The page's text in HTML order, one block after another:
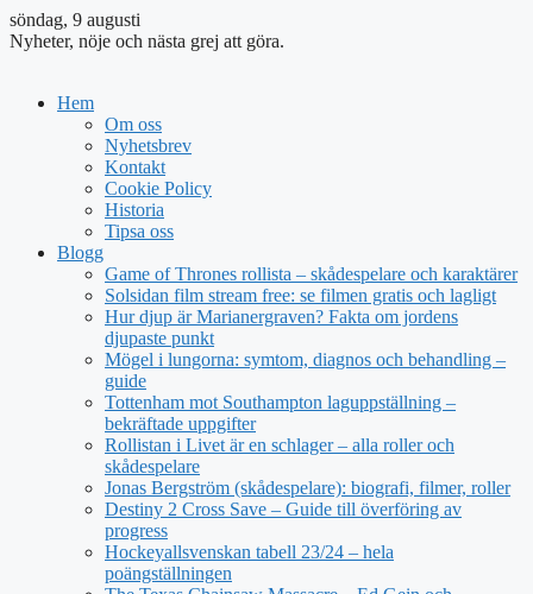
söndag, 9 augusti
Nyheter, nöje och nästa grej att göra.
Hem
Om oss
Nyhetsbrev
Kontakt
Cookie Policy
Historia
Tipsa oss
Blogg
Game of Thrones rollista – skådespelare och karaktärer
Solsidan film stream free: se filmen gratis och lagligt
Hur djup är Marianergraven? Fakta om jordens
djupaste punkt
Mögel i lungorna: symtom, diagnos och behandling –
guide
Tottenham mot Southampton laguppställning –
bekräftade uppgifter
Rollistan i Livet är en schlager – alla roller och
skådespelare
Jonas Bergström (skådespelare): biografi, filmer, roller
Destiny 2 Cross Save – Guide till överföring av
progress
Hockeyallsvenskan tabell 23/24 – hela
poängställningen